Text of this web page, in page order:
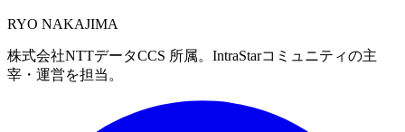
RYO NAKAJIMA
株式会社NTTデータCCS 所属。IntraStarコミュニティの主
宰・運営を担当。